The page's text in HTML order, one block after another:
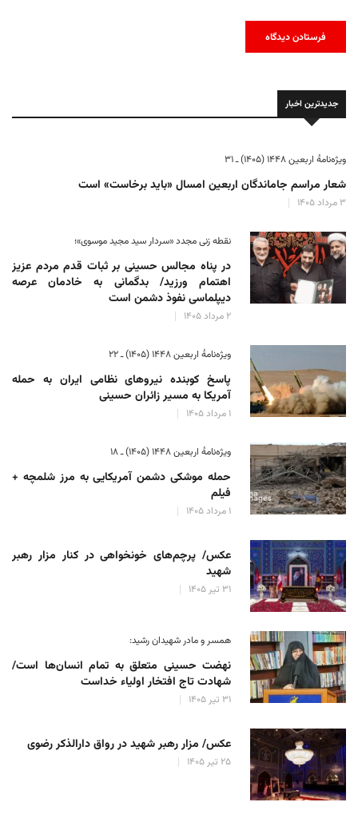
جدیدترین اخبار
ویژه‌نامهٔ اربعین ۱۴۴۸ (۱۴۰۵) ـ ۳۱
شعار مراسم جاماندگان اربعین امسال «باید برخاست» است
۳ مرداد ۱۴۰۵
نقطه زنی مجدد «سردار سید مجید موسوی»؛
در پناه مجالس حسینی بر ثبات‌ قدم مردم عزیز
اهتمام ورزید/ بدگمانی به خادمان عرصه
دیپلماسی نفوذ دشمن است
۲ مرداد ۱۴۰۵
ویژه‌نامهٔ اربعین ۱۴۴۸ (۱۴۰۵) ـ ۲۲
پاسخ کوبنده نیروهای نظامی ایران به حمله
آمریکا به مسیر زائران حسینی
۱ مرداد ۱۴۰۵
ویژه‌نامهٔ اربعین ۱۴۴۸ (۱۴۰۵) ـ ۱۸
حمله موشکی دشمن آمریکایی به مرز شلمچه +
فیلم
۱ مرداد ۱۴۰۵
عکس/ پرچم‌های خونخواهی در کنار مزار رهبر
شهید
۳۱ تیر ۱۴۰۵
همسر و مادر شهیدان رشید:
نهضت حسینی متعلق به تمام انسان‌ها است/
شهادت تاج افتخار اولیاء خداست
۳۱ تیر ۱۴۰۵
عکس/ مزار رهبر شهید در رواق دارالذکر رضوی
۲۵ تیر ۱۴۰۵